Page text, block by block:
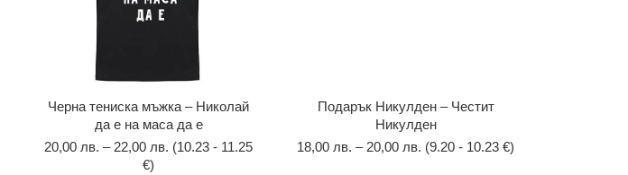
Черна тениска мъжка – Николай
да е на маса да е
20,00 лв. – 22,00 лв. (10.23 - 11.25
€)
Подарък Никулден – Честит
Никулден
18,00 лв. – 20,00 лв. (9.20 - 10.23 €)